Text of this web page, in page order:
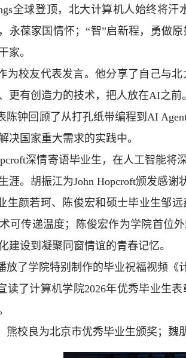
全球登顶，北大计算机人始终将
永葆家国情怀；“智”启新程，勇做
家。
为校友代表发言。他分享了自己与
更有创造力的技术，把人放在AI之前
陈钟回顾了从打孔纸带编程到AI
决国家重大需求的实践中。
深情寄语毕业生，在人工智能
涯。胡振江为John Hopcroft颁发感谢
生颜若珂、陈俊宏和硕士毕业生邹
可传递温度；陈俊宏作为学院首位
建设到凝聚同窗情谊的青春记忆。
放了学院特别制作的毕业祝福视频《
读了计算机学院2026年优秀毕业生
熊校良为北京市优秀毕业生颁奖；魏